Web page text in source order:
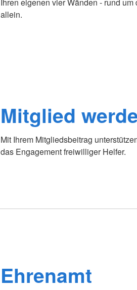
allein.
Mitglied
Mit Ihrem Mitgliedsbeitrag
das Engagement freiwilliger Helfer.
Ehrenamt